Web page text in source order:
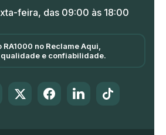
feira, das 09:00 às 18:00
no Reclame Aqui,
e confiabilidade.